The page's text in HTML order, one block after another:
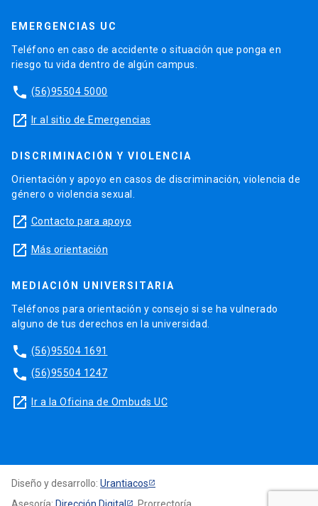
EMERGENCIAS UC
Teléfono en caso de accidente o situación que ponga en
riesgo tu vida dentro de algún campus.
phone (56)95504 5000
launch Ir al sitio de Emergencias
DISCRIMINACIÓN Y VIOLENCIA
Orientación y apoyo en casos de discriminación, violencia de
género o violencia sexual.
launch Contacto para apoyo
launch Más orientación
MEDIACIÓN UNIVERSITARIA
Teléfonos para orientación y consejo si se ha vulnerado
alguno de tus derechos en la universidad.
phone (56)95504 1691
phone (56)95504 1247
launch Ir a la Oficina de Ombuds UC
Diseño y desarrollo: Urantiacos
Asesoría: Dirección Digital , Prorrectoría